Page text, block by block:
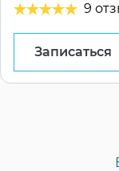
9
Записаться